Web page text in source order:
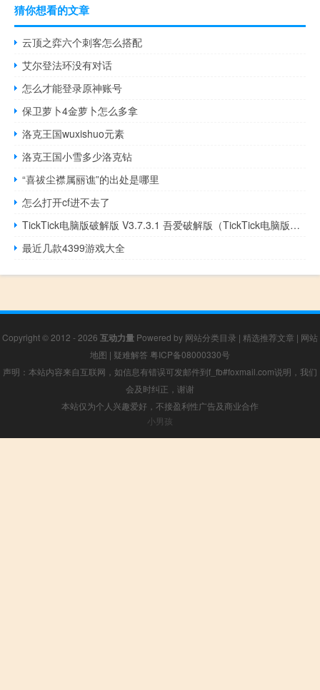
猜你想看的文章
云顶之弈六个刺客怎么搭配
艾尔登法环没有对话
怎么才能登录原神账号
保卫萝卜4金萝卜怎么多拿
洛克王国wuxishuo元素
洛克王国小雪多少洛克钻
“喜祓尘襟属丽谯”的出处是哪里
怎么打开cf进不去了
TickTick电脑版破解版 V3.7.3.1 吾爱破解版（TickTick电脑版破解版 V3.7.3.1 吾爱破解版功能简介）
最近几款4399游戏大全
Copyright © 2012 - 2026 互动力量 Powered by 网站分类目录 | 精选推荐文章 | 网站
地图 | 疑难解答 粤ICP备08000330号
声明：本站内容来自互联网，如信息有错误可发邮件到f_fb#foxmail.com说明，我们
会及时纠正，谢谢
本站仅为个人兴趣爱好，不接盈利性广告及商业合作
小男孩